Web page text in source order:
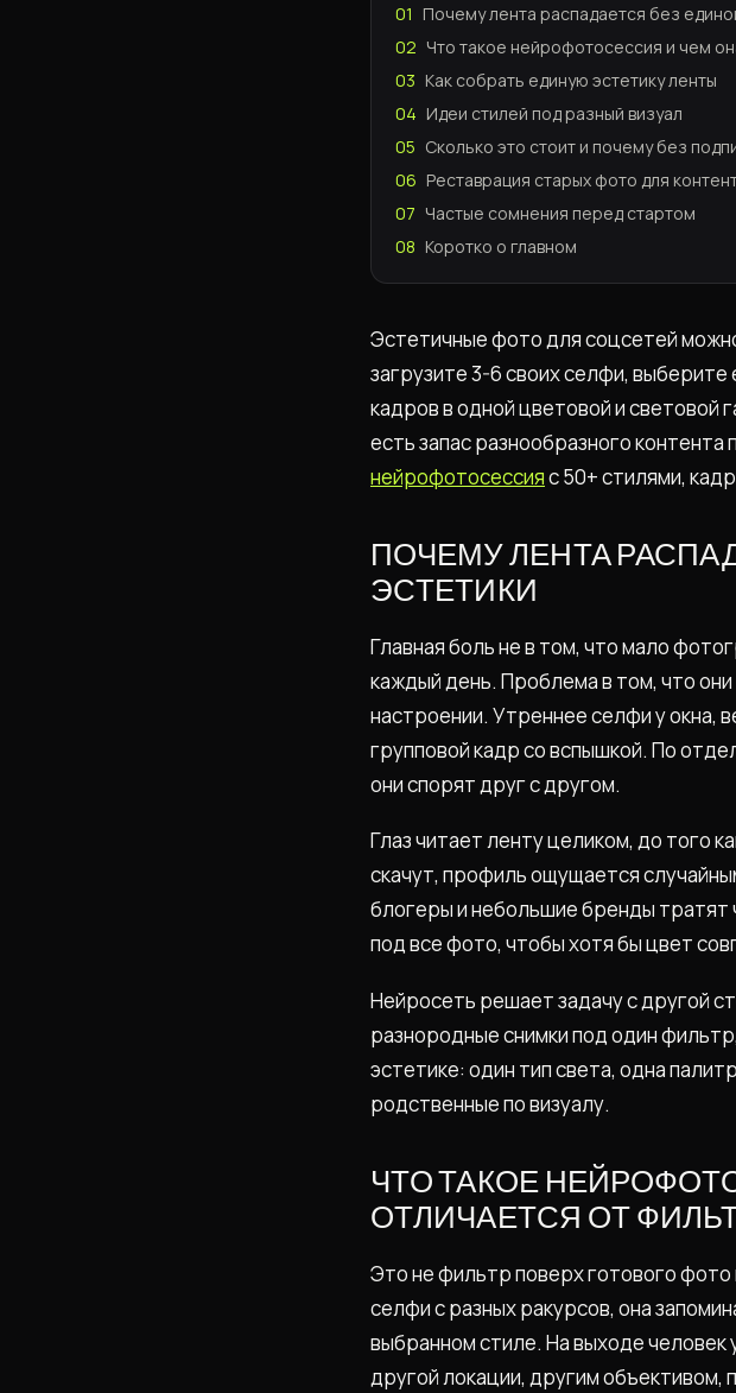
01 Почему лента распадается без
02 Что такое нейрофотосессия и чем
03 Как собрать единую эстетику ленты
04 Идеи стилей под разный визуал
05 Сколько это стоит и почему без
06 Реставрация старых фото для
07 Частые сомнения перед стартом
08 Коротко о главном
Эстетичные фото для соцсетей
загрузите 3-6 своих селфи,
кадров в одной цветовой и световой
есть запас разнообразного
нейрофотосессияс 50+ стилями,
ПОЧЕМУ ЛЕНТА
ЭСТЕТИКИ
Главная боль не в том, что мало
каждый день. Проблема в том, что
настроении. Утреннее селфи у окна,
групповой кадр со вспышкой. По
они спорят друг с другом.
Глаз читает ленту целиком, до того
скачут, профиль ощущается
блогеры и небольшие бренды тратят
под все фото, чтобы хотя бы цвет
Нейросеть решает задачу с другой
разнородные снимки под один
эстетике: один тип света, одна
родственные по визуалу.
ЧТО ТАКОЕ
ОТЛИЧАЕТСЯ ОТ
Это не фильтр поверх готового фото
селфи с разных ракурсов, она
выбранном стиле. На выходе человек
другой локации, другим объективом,